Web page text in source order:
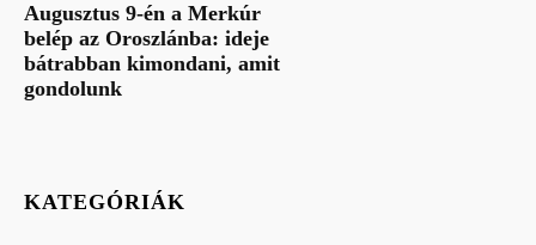
Augusztus 9-én a Merkúr
belép az Oroszlánba: ideje
bátrabban kimondani, amit
gondolunk
KATEGÓRIÁK